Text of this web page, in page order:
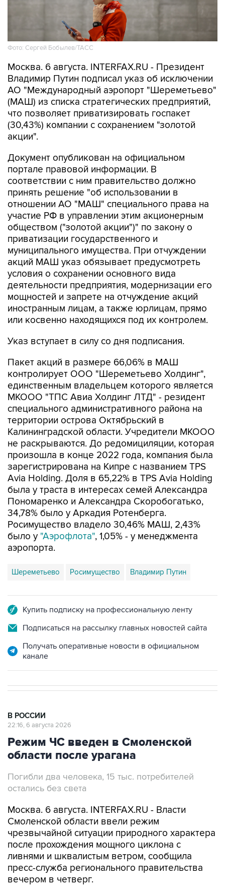
Фото: Сергей Бобылев/ТАСС
Москва. 6 августа. INTERFAX.RU - Президент
Владимир Путин подписал указ об исключении
АО "Международный аэропорт "Шереметьево"
(МАШ) из списка стратегических предприятий,
что позволяет приватизировать госпакет
(30,43%) компании с сохранением "золотой
акции".
Документ опубликован на официальном
портале правовой информации. В
соответствии с ним правительство должно
принять решение "об использовании в
отношении АО "МАШ" специального права на
участие РФ в управлении этим акционерным
обществом ("золотой акции")" по закону о
приватизации государственного и
муниципального имущества. При отчуждении
акций МАШ указ обязывает предусмотреть
условия о сохранении основного вида
деятельности предприятия, модернизации его
мощностей и запрете на отчуждение акций
иностранным лицам, а также юрлицам, прямо
или косвенно находящихся под их контролем.
Указ вступает в силу со дня подписания.
Пакет акций в размере 66,06% в МАШ
контролирует ООО "Шереметьево Холдинг",
единственным владельцем которого является
МКООО "ТПС Авиа Холдинг ЛТД" - резидент
специального административного района на
территории острова Октябрьский в
Калининградской области. Учредители МКООО
не раскрываются. До редомициляции, которая
произошла в конце 2022 года, компания была
зарегистрирована на Кипре с названием TPS
Avia Holding. Доля в 65,22% в TPS Avia Holding
была у траста в интересах семей Александра
Пономаренко и Александра Скоробогатько,
34,78% было у Аркадия Ротенберга.
Росимущество владело 30,46% МАШ, 2,43%
было у "Аэрофлота", 1,05% - у менеджмента
аэропорта.
Шереметьево Росимущество Владимир Путин
Купить подписку на профессиональную ленту
Подписаться на рассылку главных новостей сайта
Получать оперативные новости в официальном
канале
В РОССИИ
22:16, 6 августа 2026
Режим ЧС введен в Смоленской
области после урагана
Погибли два человека, 15 тыс. потребителей
остались без света
Москва. 6 августа. INTERFAX.RU - Власти
Смоленской области ввели режим
чрезвычайной ситуации природного характера
после прохождения мощного циклона с
ливнями и шквалистым ветром, сообщила
пресс-служба регионального правительства
вечером в четверг.